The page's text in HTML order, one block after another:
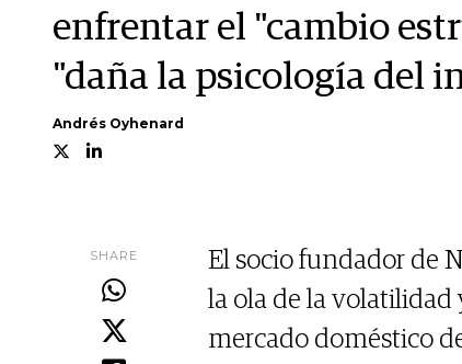
enfrentar el "cambio
"daña la psicología del
Andrés Oyhenard
SHARE
El socio fundador de
la ola de la volatilidad
mercado doméstico